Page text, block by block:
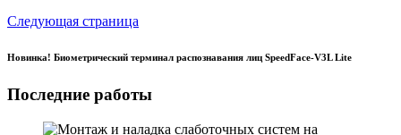
Следующая страница
Новинка! Биометрический терминал распознавания лиц SpeedFace-V3L Lite
Последние работы